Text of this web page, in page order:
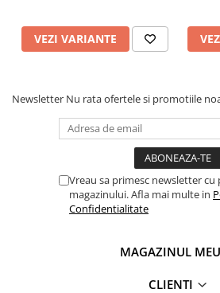
VEZI VARIANTE
Newsletter Nu rata ofertele si promotiile
Vreau sa primesc newsletter
magazinului. Afla mai multe in
Confidentialitate
MAGAZINUL MEU
CLIENTI